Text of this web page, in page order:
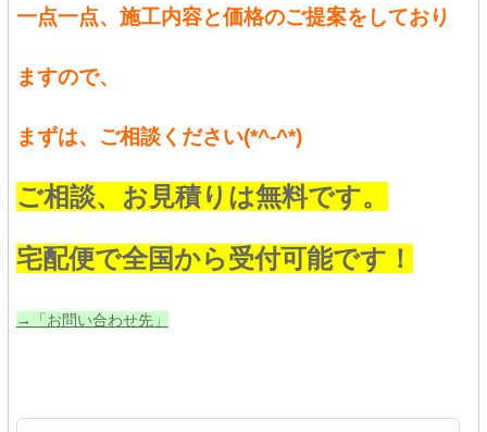
一点一点、施工内容と価格のご提案をしており
ますので、
まずは、ご相談ください(*^-^*)
ご相談、お見積りは無料です。
宅配便で全国から受付可能です！
→「お問い合わせ先」